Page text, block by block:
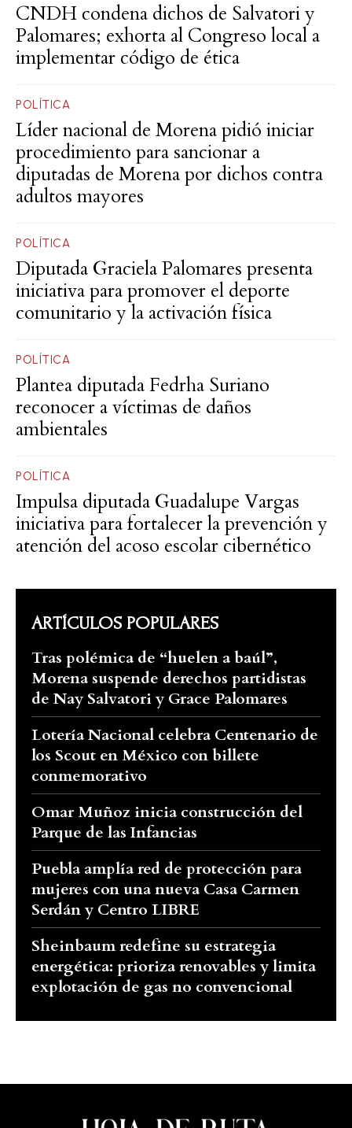
CNDH condena dichos de Salvatori y
Palomares; exhorta al Congreso local a
implementar código de ética
POLÍTICA
Líder nacional de Morena pidió iniciar
procedimiento para sancionar a
diputadas de Morena por dichos contra
adultos mayores
POLÍTICA
Diputada Graciela Palomares presenta
iniciativa para promover el deporte
comunitario y la activación física
POLÍTICA
Plantea diputada Fedrha Suriano
reconocer a víctimas de daños
ambientales
POLÍTICA
Impulsa diputada Guadalupe Vargas
iniciativa para fortalecer la prevención y
atención del acoso escolar cibernético
ARTÍCULOS POPULARES
Tras polémica de “huelen a baúl”,
Morena suspende derechos partidistas
de Nay Salvatori y Grace Palomares
Lotería Nacional celebra Centenario de
los Scout en México con billete
conmemorativo
Omar Muñoz inicia construcción del
Parque de las Infancias
Puebla amplía red de protección para
mujeres con una nueva Casa Carmen
Serdán y Centro LIBRE
Sheinbaum redefine su estrategia
energética: prioriza renovables y limita
explotación de gas no convencional